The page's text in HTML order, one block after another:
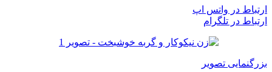
ارتباط در واتس اپ
ارتباط در تلگرام
بزرگنمایی تصویر